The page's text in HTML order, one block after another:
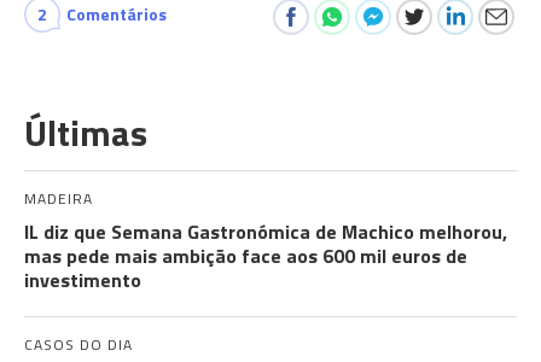
2 Comentários
Últimas
MADEIRA
IL diz que Semana Gastronómica de Machico melhorou,
mas pede mais ambição face aos 600 mil euros de
investimento
CASOS DO DIA